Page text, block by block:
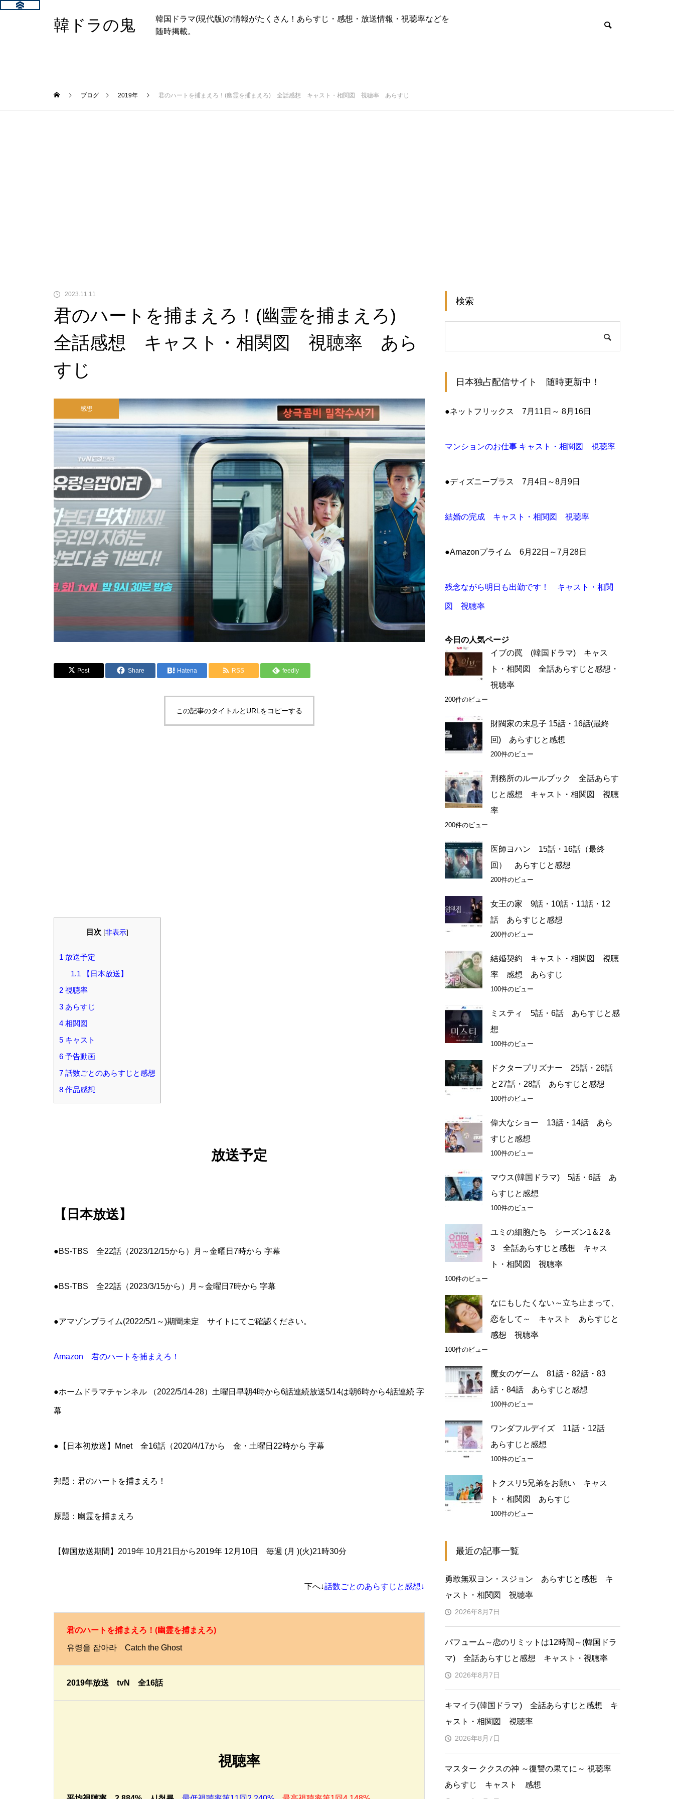
韓ドラの鬼
韓国ドラマ(現代版)の情報がたくさん！あらすじ・感想・放送情報・視聴率などを
随時掲載。
ブログ 2019年 君のハートを捕まえろ！(幽霊を捕まえろ) 全話感想 キャスト・相関図 視聴率 あらすじ
2023.11.11
君のハートを捕まえろ！(幽霊を捕まえろ)
全話感想 キャスト・相関図 視聴率 あら
すじ
感想
Post Share Hatena RSS feedly
この記事のタイトルとURLをコピーする
目次 [非表示]
1 放送予定
1.1 【日本放送】
2 視聴率
3 あらすじ
4 相関図
5 キャスト
6 予告動画
7 話数ごとのあらすじと感想
8 作品感想
放送予定
【日本放送】
●BS-TBS 全22話（2023/12/15から）月～金曜日7時から 字幕
●BS-TBS 全22話（2023/3/15から）月～金曜日7時から 字幕
●アマゾンプライム(2022/5/1～)期間未定 サイトにてご確認ください。
Amazon 君のハートを捕まえろ！
●ホームドラマチャンネル （2022/5/14-28）土曜日早朝4時から6話連続放送5/14は朝6時から4話連続 字
幕
●【日本初放送】Mnet 全16話（2020/4/17から 金・土曜日22時から 字幕
邦題：君のハートを捕まえろ！
原題：幽霊を捕まえろ
【韓国放送期間】2019年 10月21日から2019年 12月10日 毎週 (月 )(火)21時30分
下へ↓話数ごとのあらすじと感想↓
君のハートを捕まえろ！(幽霊を捕まえろ)
유령을 잡아라 Catch the Ghost
2019年放送 tvN 全16話
視聴率
検索
日本独占配信サイト 随時更新中！
●ネットフリックス 7月11日～ 8月16日
マンションのお仕事 キャスト・相関図 視聴率
●ディズニープラス 7月4日～8月9日
結婚の完成 キャスト・相関図 視聴率
●Amazonプライム 6月22日～7月28日
残念ながら明日も出勤です！ キャスト・相関
図 視聴率
今日の人気ページ
イブの罠 (韓国ドラマ) キャス
ト・相関図 全話あらすじと感想・
視聴率
200件のビュー
財閥家の末息子 15話・16話(最終
回) あらすじと感想
200件のビュー
刑務所のルールブック 全話あらす
じと感想 キャスト・相関図 視聴
率
200件のビュー
医師ヨハン 15話・16話（最終
回） あらすじと感想
200件のビュー
女王の家 9話・10話・11話・12
話 あらすじと感想
200件のビュー
結婚契約 キャスト・相関図 視聴
率 感想 あらすじ
100件のビュー
ミスティ 5話・6話 あらすじと感
想
100件のビュー
ドクタープリズナー 25話・26話
と27話・28話 あらすじと感想
100件のビュー
偉大なショー 13話・14話 あら
すじと感想
100件のビュー
マウス(韓国ドラマ) 5話・6話 あ
らすじと感想
100件のビュー
ユミの細胞たち シーズン1＆2＆
3 全話あらすじと感想 キャス
ト・相関図 視聴率
100件のビュー
なにもしたくない～立ち止まって、
恋をして～ キャスト あらすじと
感想 視聴率
100件のビュー
魔女のゲーム 81話・82話・83
話・84話 あらすじと感想
100件のビュー
ワンダフルデイズ 11話・12話
あらすじと感想
100件のビュー
トクスリ5兄弟をお願い キャス
ト・相関図 あらすじ
100件のビュー
最近の記事一覧
勇敢無双ヨン・スジョン あらすじと感想 キ
ャスト・相関図 視聴率
2026年8月7日
パフューム～恋のリミットは12時間～(韓国ドラ
マ) 全話あらすじと感想 キャスト・視聴率
2026年8月7日
キマイラ(韓国ドラマ) 全話あらすじと感想 キ
ャスト・相関図 視聴率
2026年8月7日
マスター ククスの神 ～復讐の果てに～ 視聴率
あらすじ キャスト 感想